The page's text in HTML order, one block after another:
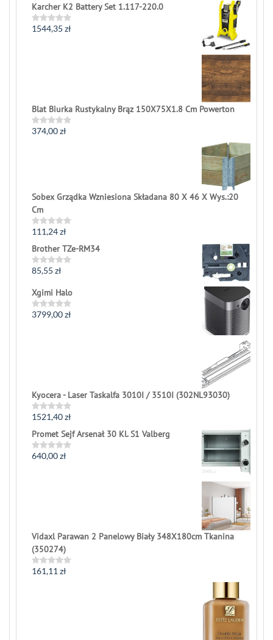
out
of
5
Karcher K2 Battery Set 1.117-220.0
Rated
1544,35 zł
Blat Biurka Rustykalny Brąz 150X75X1.8 Cm Powerton
Rated
374,00zł
Sobex Grządka Wzniesiona Składana 80 X 46 X Wys.:20
Cm
Rated
out
of
5
111,24zł
Brother TZe-RM34
Rated
out
of
5
85,55 zł
Xgimi Halo
Rated
3799,00zł
Kyocera - Laser Taskalfa 3010I / 3510I (302NL93030)
Rated
out
of
5
1521,40zł
Promet Sejf Arsenał 30 Kl. S1 Valberg
Rated
640,00zł
Vidaxl Parawan 2 Panelowy Biały 348X180cm Tkanina
(350274)
Rated
161,11 zł